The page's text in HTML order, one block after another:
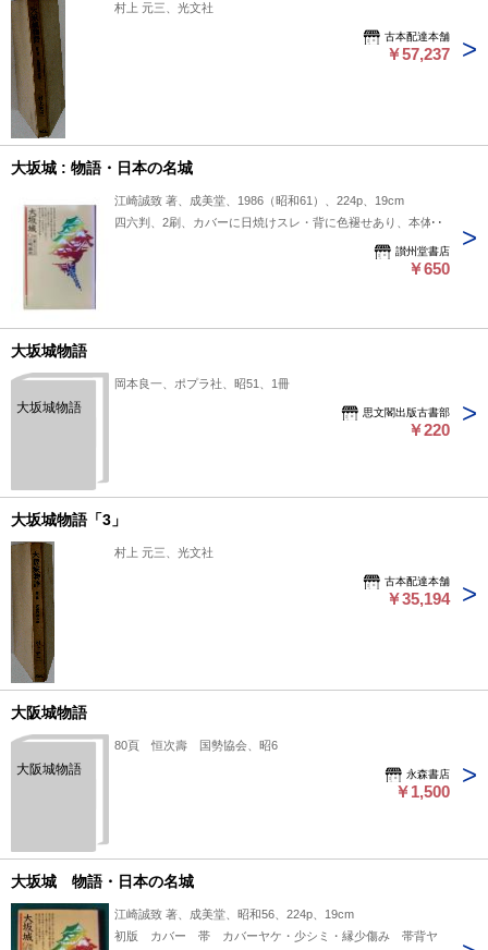
村上 元三、光文社
古本配達本舗
￥57,237
大坂城 : 物語・日本の名城
江崎誠致 著、成美堂、1986（昭和61）、224p、19cm
四六判、2刷、カバーに日焼けスレ・背に色褪せあり、本体並
讃州堂書店
￥650
大坂城物語
大坂城物語
岡本良一、ポプラ社、昭51、1冊
思文閣出版古書部
￥220
大坂城物語「3」
村上 元三、光文社
古本配達本舗
￥35,194
大阪城物語
大阪城物語
80頁 恒次壽 国勢協会、昭6
永森書店
￥1,500
大坂城 物語・日本の名城
江崎誠致 著、成美堂、昭和56、224p、19cm
初版 カバー 帯 カバーヤケ・少シミ・縁少傷み 帯背ヤ